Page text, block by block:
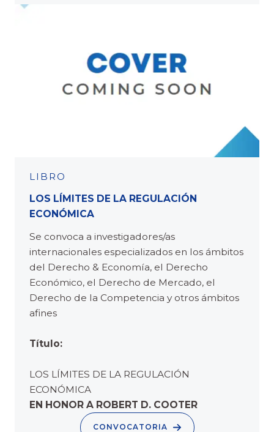
LIBRO
LOS LÍMITES DE LA REGULACIÓN
ECONÓMICA
Se convoca a investigadores/as
internacionales especializados en los ámbitos
del Derecho & Economía, el Derecho
Económico, el Derecho de Mercado, el
Derecho de la Competencia y otros ámbitos
afines
Título:
LOS LÍMITES DE LA REGULACIÓN
ECONÓMICA
EN HONOR A ROBERT D. COOTER
CONVOCATORIA